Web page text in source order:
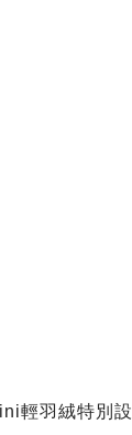
輕羽絨特別